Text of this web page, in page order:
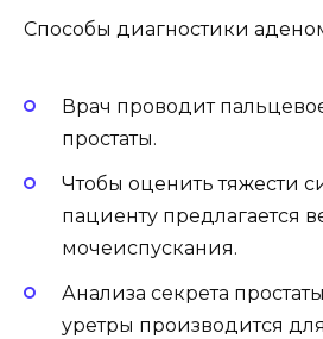
Способы диагностики
Врач проводит
простаты.
Чтобы оценить тяжести
пациенту предлагается
мочеиспускания.
Анализа секрета
уретры производится